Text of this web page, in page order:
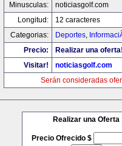
Minusculas:
noticiasgolf.com
Longitud:
12 caracteres
Categorias:
Deportes,
Precio:
Realizar una
Visitar!
noticiasgolf.com
Serán consideradas
Realizar una Oferta
Precio Ofrecido $